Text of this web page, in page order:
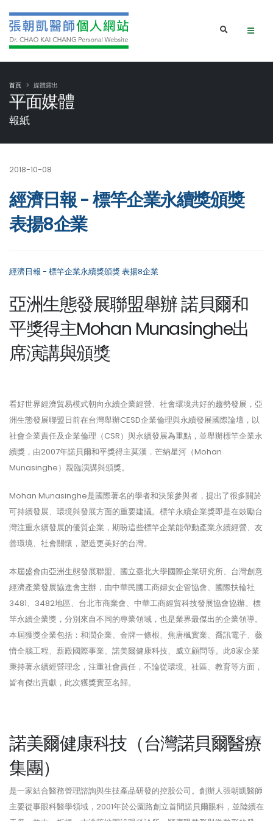
平面媒體
報紙
首頁 媒體露出
2018-10-08
經濟日報 - 標竿企業永續獎頒獎
表揚8企業
經濟日報 - 標竿企業永續獎頒獎 表揚8企業
亞洲生態發展聯盟舉辦 諾貝爾和
平獎得主Mohan Munasinghe出
席演講與頒獎
看好世界經濟貿易模式朝向永續企業經營、社會環境共好的趨勢發展，亞
洲生態發展聯盟日前在台灣舉辦CESD企業倫理與永續發展國際論壇，以
社會企業責任及企業倫理（CSR）與永續發展為重點，並舉辦標竿企業永
續獎，由2007年諾貝爾和平獎得主莫漢．芒納星河（Mohan
Munasinghe）親臨演講與頒獎。
Mohan Munasinghe是國際著名的學者和決策參與者，提出了很多關於
可持續發展、環境與發展方面的重要建議。標竿永續企業獎即是在鼓勵台
灣注重永續發展的優質企業，期盼這些標竿企業能帶動產業永續經營、友
善環境、社會關懷，塑造更美好的台灣。
本屆盛會由亞洲生態發展聯盟、國立臺北大學國際企業研究所、台灣創意
經濟產業發展協進會主辦，由中華民國工商婦女企管協會、國際扶輪社
3481、3482地區、台北市商業會、中華工商經貿科技發展協會協辦。標
竿永續企業獎，分別來自不同的專業領域，也是業界最傑出的企業領導。
本屆獲獎企業包括：和潤企業、金牌一條根、焦唐楓實業、喬訊電子、薇
懠全腦工程、薪殿國際事業、諾美爾健康科技、威立顧問等。此8家企業
秉持著永續經營理念，注重社會責任，不論從環境、社區、教育等方面，
皆有傑出貢獻，此次獲獎實至名歸。
諾美爾健康科技（台灣諾貝爾醫療
集團）
是一家結合醫務管理諮詢與生技產品研發的控股公司。創辦人張朝凱醫師
主要從事眼科醫學領域，2001年於公園路創立首間諾貝爾眼科，並陸續在